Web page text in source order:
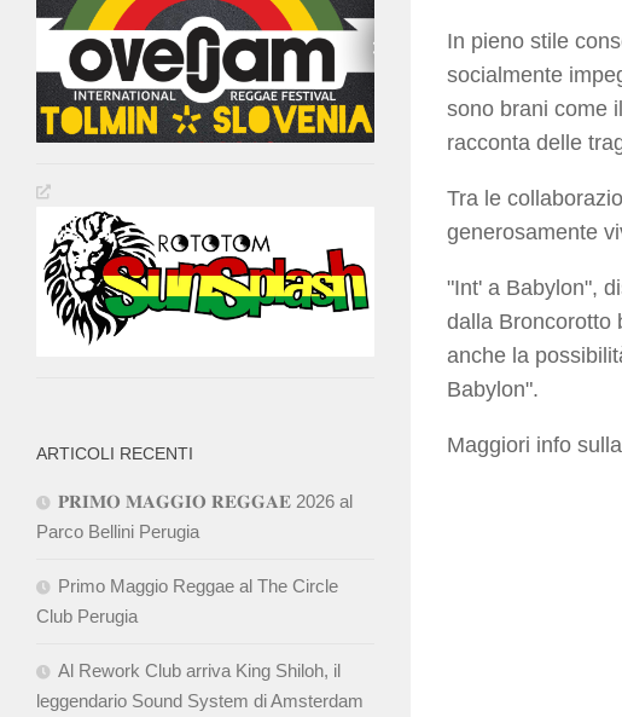
In pieno stile
socialmente
sono brani come
racconta delle
Tra le
generosamente
"Int' a Babylon",
dalla Broncorotto
anche la
Babylon".
Maggiori info
ARTICOLI RECENTI
𝐏𝐑𝐈𝐌𝐎 𝐌𝐀𝐆𝐆𝐈𝐎 𝐑𝐄𝐆𝐆𝐀𝐄 2026 al
Parco Bellini Perugia
Primo Maggio Reggae al The Circle
Club Perugia
Al Rework Club arriva King Shiloh, il
leggendario Sound System di Amsterdam